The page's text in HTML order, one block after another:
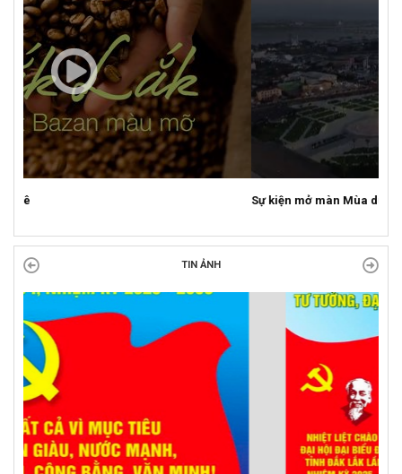
Sự kiện mở màn Mùa du lịch 2026 tại Đắk Lắk
TIN ẢNH